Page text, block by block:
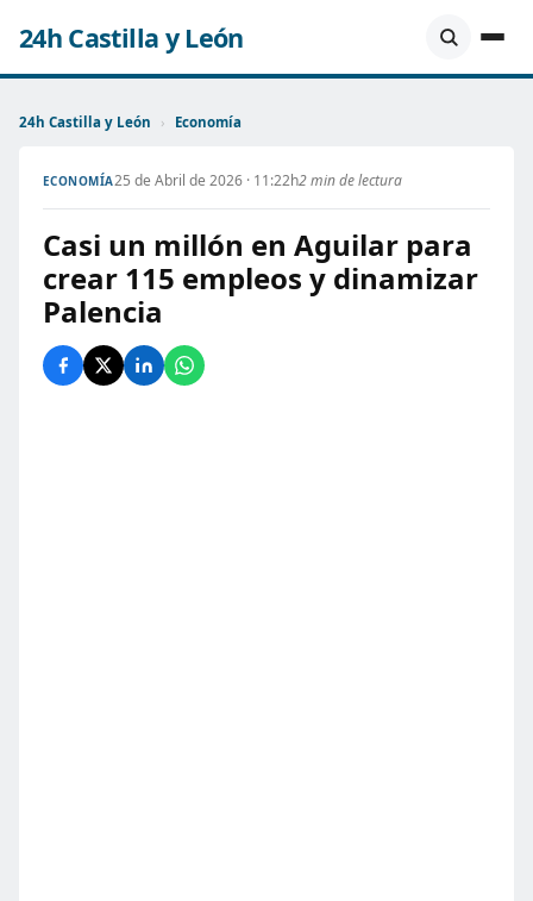
24h Castilla y León
24h Castilla y León › Economía
ECONOMÍA25 de Abril de 2026 · 11:22h2 min de lectura
Casi un millón en Aguilar para
crear 115 empleos y dinamizar
Palencia